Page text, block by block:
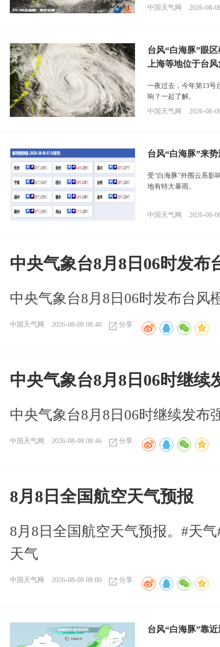
中国天气网
2026-08-
台风“白海豚”眼
上海等地位于台
一夜过去，今年第13号
响？一起了解。
中国天气网
2026-08-
台风“白海豚”来
受“白海豚”外围云系影
地有特大暴雨。
中国天气网 2026-08-
中央气象台8月8日06时发布
中央气象台8月8日06时发布台风
中国天气网 2026-08-08 08:48 分享
中央气象台8月8日06时继
中央气象台8月8日06时继续发布
中国天气网 2026-08-08 08:46 分享
8月8日全国航空天气预报
8月8日全国航空天气预报。#天
天气
中国天气网 2026-08-08 08:00 分享
台风“白海豚”靠